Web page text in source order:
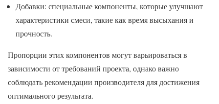
Добавки: специальные компоненты, которые улучшают
характеристики смеси, такие как время высыхания и
прочность.
Пропорции этих компонентов могут варьироваться в
зависимости от требований проекта, однако важно
соблюдать рекомендации производителя для достижения
оптимального результата.